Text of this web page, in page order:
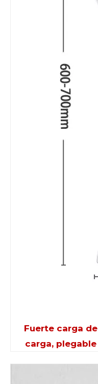
Fuerte carga de
carga, plegable